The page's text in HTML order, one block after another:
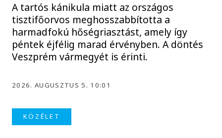
A tartós kánikula miatt az országos
tisztifőorvos meghosszabbította a
harmadfokú hőségriasztást, amely így
péntek éjfélig marad érvényben. A döntés
Veszprém vármegyét is érinti.
2026. AUGUSZTUS 5. 10:01
KÖZÉLET